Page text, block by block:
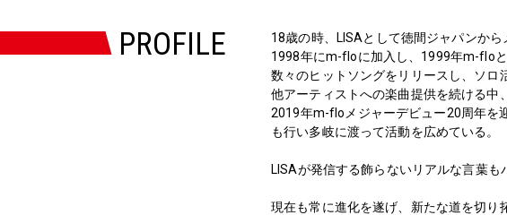
PROFILE
18歳の時、LISAとして徳間ジャパンか
1998年にm-floに加入し、1999年m-floと
数々のヒットソングをリリースし、ソロ
他アーティストへの楽曲提供を続ける中
2019年m-floメジャーデビュー20周年を
も行い多岐に渡って活動を広めている。
LISAが発信する飾らないリアルな言葉も
現在も常に進化を遂げ、新たな道を切り